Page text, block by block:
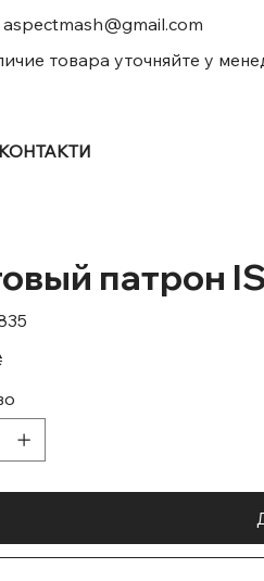
aspectmash@gmail.com
товара уточняйте у
КОНТАКТИ
патрон